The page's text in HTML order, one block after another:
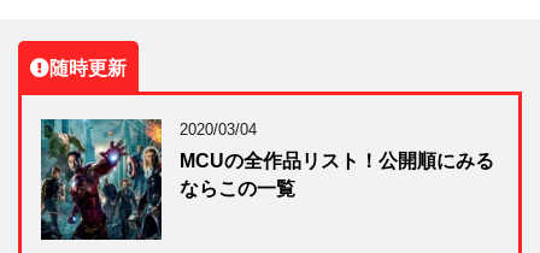
随時更新
2020/03/04
MCUの全作品リスト！公開順にみる
ならこの一覧